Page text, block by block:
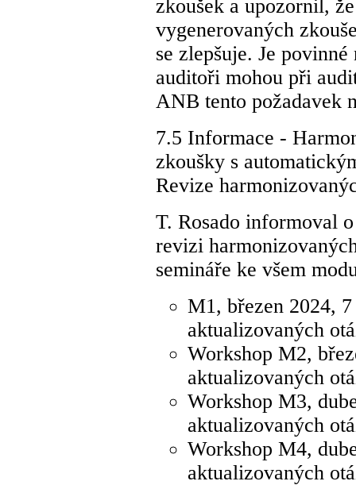
zkoušek a upozornil,
vygenerovaných
se zlepšuje. Je
auditoři mohou při
ANB tento požadavek
7.5 Informace -
zkoušky s
Revize
T. Rosado informoval
revizi
semináře ke všem
M1, březen 2024,
aktualizovaných
Workshop M2,
aktualizovaných
Workshop M3,
aktualizovaných
Workshop M4,
aktualizovaných